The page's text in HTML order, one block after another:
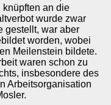
an die
wurde zwar
gestellt, war aber
worden, wobei
Meilenstein bildete.
waren schon zu
insbesondere des
Arbeitsorganisation